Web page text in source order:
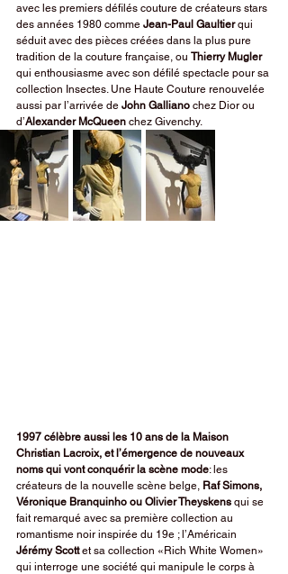
avec les premiers défilés couture de créateurs stars
des années 1980 comme Jean-Paul Gaultier qui
séduit avec des pièces créées dans la plus pure
tradition de la couture française, ou Thierry Mugler
qui enthousiasme avec son défilé spectacle pour sa
collection Insectes. Une Haute Couture renouvelée
aussi par l’arrivée de John Galliano chez Dior ou
d’Alexander McQueen chez Givenchy.
1997 célèbre aussi les 10 ans de la Maison
Christian Lacroix, et l’émergence de nouveaux
noms qui vont conquérir la scène mode: les
créateurs de la nouvelle scène belge, Raf Simons,
Véronique Branquinho ou Olivier Theyskens qui se
fait remarqué avec sa première collection au
romantisme noir inspirée du 19e ; l’Américain
Jérémy Scott et sa collection «Rich White Women»
qui interroge une société qui manipule le corps à